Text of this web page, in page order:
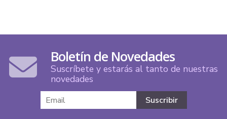
Boletín de Novedades
Suscríbete y estarás al tanto de nuestras
novedades